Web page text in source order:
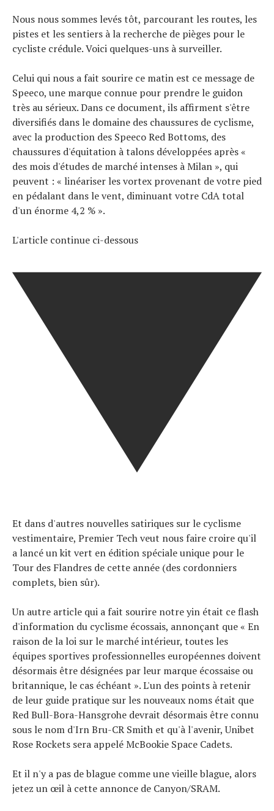
Nous nous sommes levés tôt, parcourant les routes, les
pistes et les sentiers à la recherche de pièges pour le
cycliste crédule. Voici quelques-uns à surveiller.
Celui qui nous a fait sourire ce matin est ce message de
Speeco, une marque connue pour prendre le guidon
très au sérieux. Dans ce document, ils affirment s'être
diversifiés dans le domaine des chaussures de cyclisme,
avec la production des Speeco Red Bottoms, des
chaussures d'équitation à talons développées après «
des mois d'études de marché intenses à Milan », qui
peuvent : « linéariser les vortex provenant de votre pied
en pédalant dans le vent, diminuant votre CdA total
d'un énorme 4,2 % ».
L'article continue ci-dessous
Et dans d'autres nouvelles satiriques sur le cyclisme
vestimentaire, Premier Tech veut nous faire croire qu'il
a lancé un kit vert en édition spéciale unique pour le
Tour des Flandres de cette année (des cordonniers
complets, bien sûr).
Un autre article qui a fait sourire notre yin était ce flash
d'information du cyclisme écossais, annonçant que « En
raison de la loi sur le marché intérieur, toutes les
équipes sportives professionnelles européennes doivent
désormais être désignées par leur marque écossaise ou
britannique, le cas échéant ». L'un des points à retenir
de leur guide pratique sur les nouveaux noms était que
Red Bull-Bora-Hansgrohe devrait désormais être connu
sous le nom d'Irn Bru-CR Smith et qu'à l'avenir, Unibet
Rose Rockets sera appelé McBookie Space Cadets.
Et il n'y a pas de blague comme une vieille blague, alors
jetez un œil à cette annonce de Canyon/SRAM.
À propos